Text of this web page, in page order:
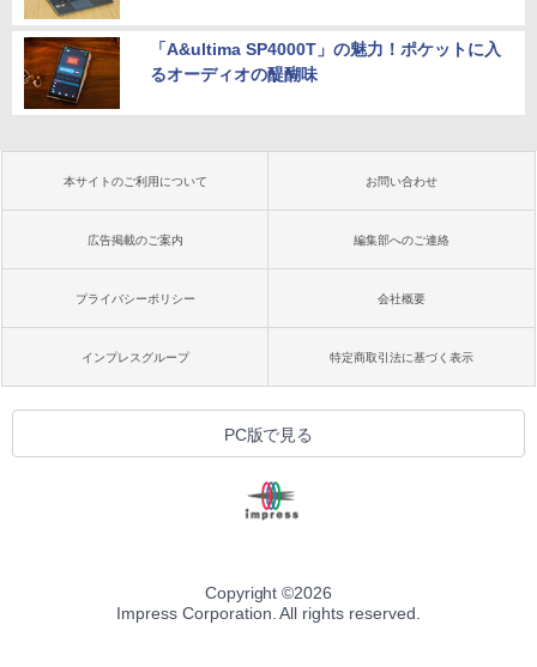
「A&ultima SP4000T」の魅力！ポケットに入
るオーディオの醍醐味
本サイトのご利用について お問い合わせ
広告掲載のご案内 編集部へのご連絡
プライバシーポリシー 会社概要
インプレスグループ 特定商取引法に基づく表示
PC版で見る
Copyright ©2026
Impress Corporation. All rights reserved.